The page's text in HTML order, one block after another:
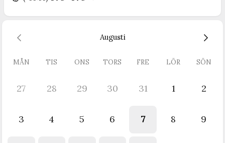
Augusti
MÅN TIS ONS TORS FRE LÖR SÖN
27 28 29 30 31 1 2
3 4 5 6 7 8 9